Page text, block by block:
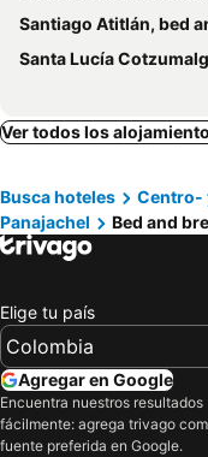
Santiago Atitlán, bed and
Santa Lucía Cotzumalguapa, bed and
Ver todos los
Busca hoteles Centro-
Panajachel
Bed and
Elige tu país
Agregar en Google
Encuentra nuestros resultados
fácilmente: agrega trivago
fuente preferida en Google.